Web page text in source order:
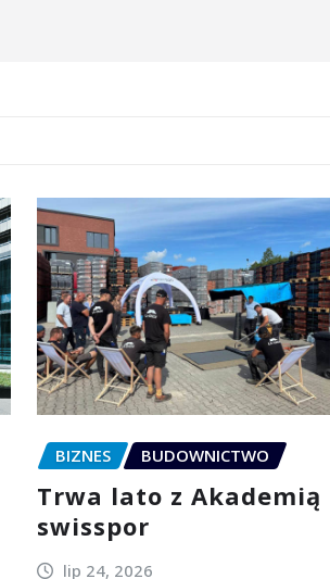
BIZNES BUDOWNICTWO
Trwa lato z Akademią
swisspor
lip 24, 2026